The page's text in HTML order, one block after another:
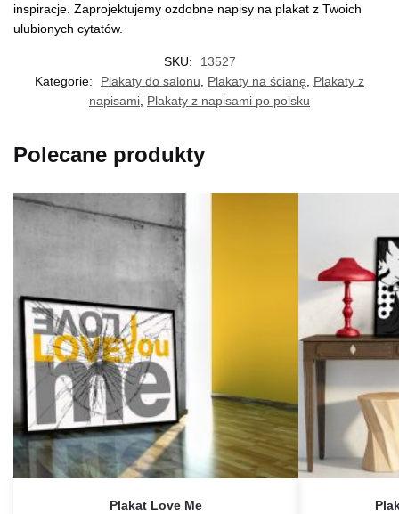
inspiracje. Zaprojektujemy ozdobne napisy na plakat z Twoich
ulubionych cytatów.
SKU:
13527
Kategorie:
Plakaty do salonu Plakaty na ścianę
Plakaty z
napisami Plakaty z napisami po polsku
Polecane produkty
Plakat Love Me